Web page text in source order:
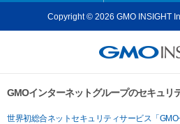
Copyright © 2026 GMO INSIGHT
GMOインターネットグループのセキュリ
世界初総合ネットセキュリティサービス「GMO